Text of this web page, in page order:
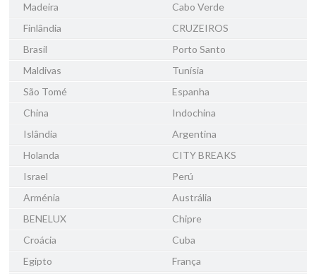
Madeira
Cabo Verde
Finlândia
CRUZEIROS
Brasil
Porto Santo
Maldivas
Tunísia
São Tomé
Espanha
China
Indochina
Islândia
Argentina
Holanda
CITY BREAKS
Israel
Perú
Arménia
Austrália
BENELUX
Chipre
Croácia
Cuba
Egipto
França